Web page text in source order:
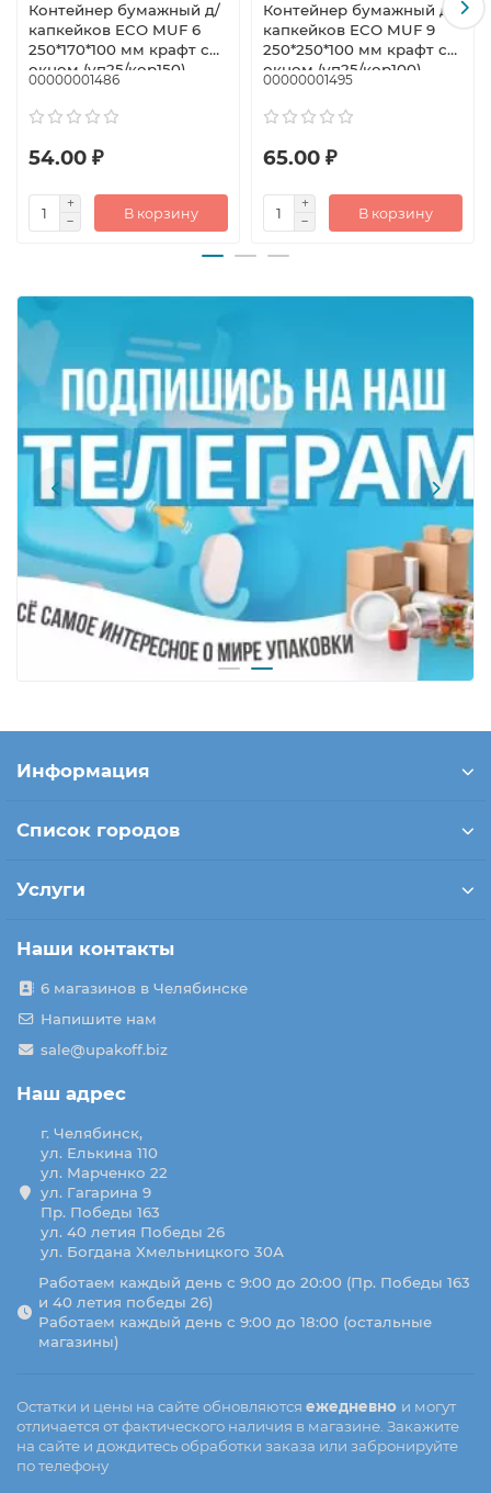
Контейнер бумажный д/
капкейков ECO MUF 6
250*170*100 мм крафт с
окном (уп25/кор150)
00000001486
54.00 ₽
В корзину
Контейнер бумажный д/
капкейков ECO MUF 9
250*250*100 мм крафт с
окном (уп25/кор100)
00000001495
65.00 ₽
В корзину
Информация
Список городов
Услуги
Наши контакты
6 магазинов в Челябинске
Напишите нам
sale@upakoff.biz
Наш адрес
г. Челябинск,
ул. Елькина 110
ул. Марченко 22
ул. Гагарина 9
Пр. Победы 163
ул. 40 летия Победы 26
ул. Богдана Хмельницкого 30А
Работаем каждый день с 9:00 до 20:00 (Пр. Победы 163
и 40 летия победы 26)
Работаем каждый день с 9:00 до 18:00 (остальные
магазины)
Остатки и цены на сайте обновляются ежедневно и могут
отличается от фактического наличия в магазине. Закажите
на сайте и дождитесь обработки заказа или забронируйте
по телефону